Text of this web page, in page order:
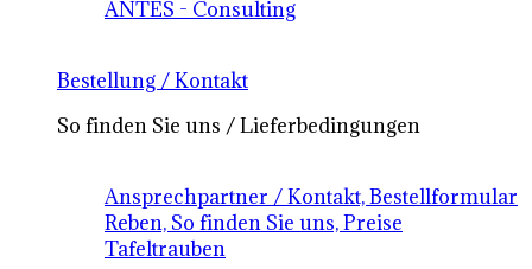
ANTES - Consulting
Bestellung / Kontakt
So finden Sie uns / Lieferbedingungen
Ansprechpartner / Kontakt, Bestellformular
Reben, So finden Sie uns, Preise
Tafeltrauben